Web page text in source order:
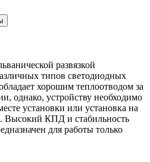
развязкой
типов светодиодных
хорошим теплоотводом за
однако, устройству необходимо
установки или установка на
Высокий КПД и стабильность
для работы только